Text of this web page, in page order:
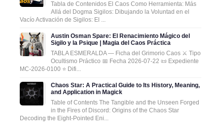
Tabla de Contenidos El Caos Como Herramienta: Más
Allá del Dogma Sigilos: Dibujando la Voluntad en el
Vacío Activación de Sigilos: El ...
Austin Osman Spare: El Renacimiento Mágico del
Sigilo y la Psique | Magia del Caos Práctica
TABLA ESMERALDA — Ficha del Grimorio Caos ⚔️ Tipo
Ocultismo Práctico 📅 Fecha 2026-07-22 📜 Expediente
MC-2026-0100 ⭐ Difi...
Chaos Star: A Practical Guide to Its History, Meaning,
and Application in Magick
Table of Contents The Tangible and the Unseen Forged
in the Fires of Discord: Origins of the Chaos Star
Decoding the Eight-Pointed Eni...